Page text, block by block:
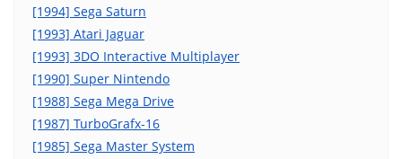
[1994] Sega Saturn
[1993] Atari Jaguar
[1993] 3DO Interactive Multiplayer
[1990] Super Nintendo
[1988] Sega Mega Drive
[1987] TurboGrafx-16
[1985] Sega Master System